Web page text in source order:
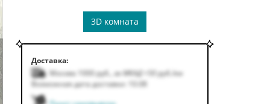
3D комната
Доставка:
Москва 1000руб. за МКАД +50руб. /км
Возможная дата доставки: 10.08